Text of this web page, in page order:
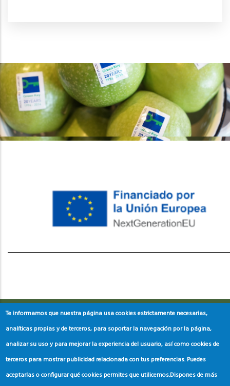
레딧 다운로드coloring pages printableinstagram reels
Te informamos que nuestra página usa cookies estrictamente necesarias,
analíticas propias y de terceros, para soportar la navegación por la página,
analizar su uso y para mejorar la experiencia del usuario, así como cookies de
terceros para mostrar publicidad relacionada con tus preferencias. Puedes
aceptarlas o configurar qué cookies permites que utilicemos.Dispones de más